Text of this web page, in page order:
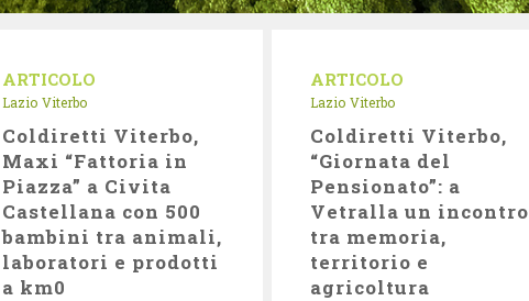
ARTICOLO
Lazio Viterbo
Coldiretti Viterbo,
Maxi “Fattoria in
Piazza” a Civita
Castellana con 500
bambini tra animali,
laboratori e prodotti
a km0
ARTICOLO
Lazio Viterbo
Coldiretti Viterbo,
“Giornata del
Pensionato”: a
Vetralla un incontro
tra memoria,
territorio e
agricoltura